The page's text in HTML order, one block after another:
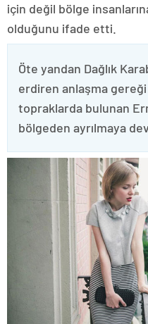
için değil bölge
olduğunu ifade etti.
Öte yandan Dağlık
erdiren anlaşma gereği
topraklarda bulunan
bölgeden ayrılmaya